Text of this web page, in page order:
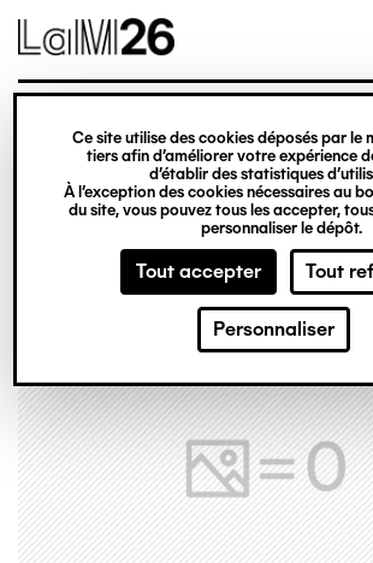
Gestion des cookies
Ce site utilise des cookies déposés par le
tiers afin d’améliorer votre expérience
d’établir des statistiques
À l’exception des cookies nécessaires au
du site, vous pouvez tous les accepter,
personnaliser le dépôt.
Tout accepter Tout
Personnaliser
contenu